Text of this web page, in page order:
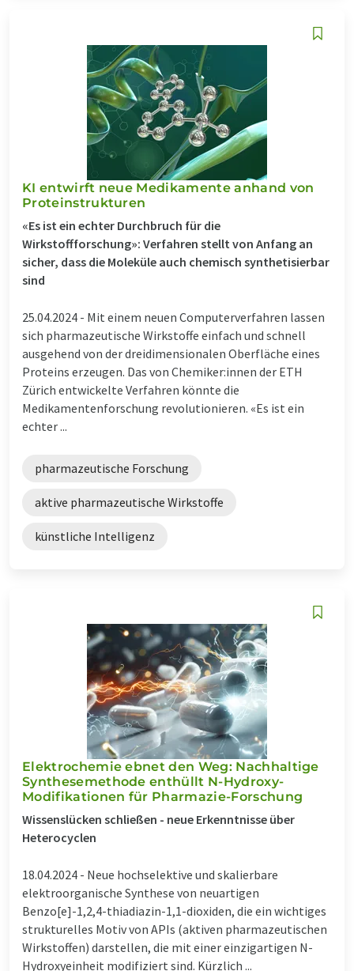
KI entwirft neue Medikamente anhand von
Proteinstrukturen
«Es ist ein echter Durchbruch für die
Wirkstoffforschung»: Verfahren stellt von Anfang an
sicher, dass die Moleküle auch chemisch synthetisierbar
sind
25.04.2024 - Mit einem neuen Computerverfahren lassen
sich pharmazeutische Wirkstoffe einfach und schnell
ausgehend von der dreidimensionalen Oberfläche eines
Proteins erzeugen. Das von Chemiker:innen der ETH
Zürich entwickelte Verfahren könnte die
Medikamentenforschung revolutionieren. «Es ist ein
echter ...
pharmazeutische Forschung
aktive pharmazeutische Wirkstoffe
künstliche Intelligenz
Elektrochemie ebnet den Weg: Nachhaltige
Synthesemethode enthüllt N-Hydroxy-
Modifikationen für Pharmazie-Forschung
Wissenslücken schließen - neue Erkenntnisse über
Heterocyclen
18.04.2024 - Neue hochselektive und skalierbare
elektroorganische Synthese von neuartigen
Benzo[e]-1,2,4-thiadiazin-1,1-dioxiden, die ein wichtiges
strukturelles Motiv von APIs (aktiven pharmazeutischen
Wirkstoffen) darstellen, die mit einer einzigartigen N-
Hydroxyeinheit modifiziert sind. Kürzlich ...